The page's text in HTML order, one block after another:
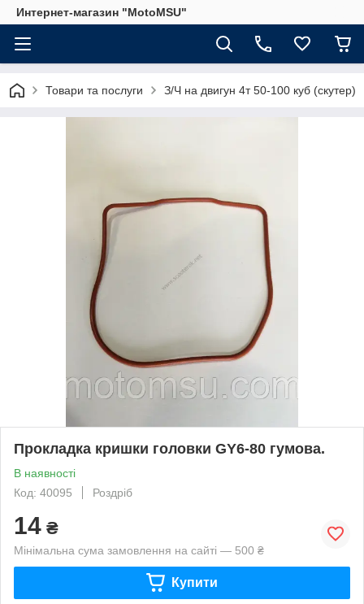
Интернет-магазин "MotoMSU"
Товари та послуги З/Ч на двигун 4т 50-100 куб (скутер)
Прокладка кришки головки GY6-80 гумова.
В наявності
Код: 40095
Роздріб
14 ₴
Мінімальна сума замовлення на сайті — 500 ₴
Купити